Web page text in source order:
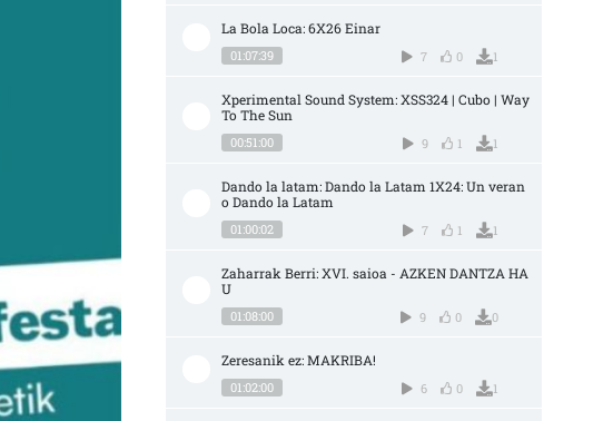
La Bola Loca: 6X26 Einar
01:07:39 7 0 1
Xperimental Sound System: XSS324 | Cubo | Way
To The Sun
00:51:00 9 1 1
Dando la latam: Dando la Latam 1X24: Un veran
o Dando la Latam
01:00:02 7 1 1
Zaharrak Berri: XVI. saioa - AZKEN DANTZA HA
U
01:08:00 9 0 0
Zeresanik ez: MAKRIBA!
01:02:00 6 0 1